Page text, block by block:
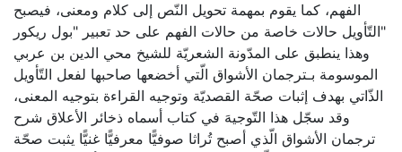
الفهم، كما يقوم بمهمة تحويل النّص إلى كلام ومعنى، فيصبح
التّأويل حالات خاصة من حالات الفهم على حد تعبير "بول ريكور"
وهذا ينطبق على المدّونة الشعريّة للشيخ محي الدين بن عربي
الموسومة بـترجمان الأشواق الّتي أخضعها صاحبها لفعل التّأويل
الذّاتي بهدف إثبات صحّة القصديّة وتوجيه القراءة بتوجيه المعنى،
وقد سجّل هذا التّوجيهَ في كتاب أسماه ذخائر الأعلاق شرح
ترجمان الأشواق الّذي أصبح تُراثا صوفيًّا معرفيًّا غنيًّا يثبت صحّة